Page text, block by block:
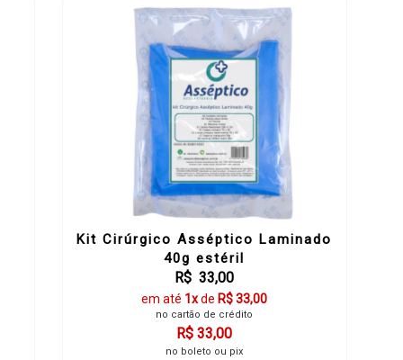
Kit Cirúrgico Asséptico Laminado
40g estéril
R$ 33,00
em até 1xde R$ 33,00
no cartão de crédito
R$ 33,00
no boleto ou pix